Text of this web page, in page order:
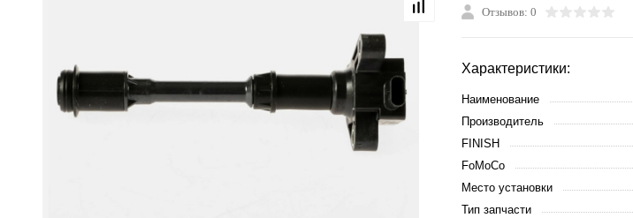
Отзывов: 0
Характеристики:
Наименование
Производитель
FINISH
FoMoCo
Место установки
Тип запчасти